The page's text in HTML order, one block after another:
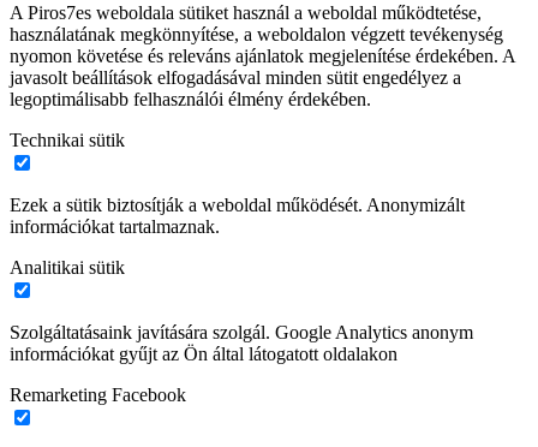
A Piros7es weboldala sütiket használ a weboldal működtetése,
használatának megkönnyítése, a weboldalon végzett tevékenység
nyomon követése és releváns ajánlatok megjelenítése érdekében. A
javasolt beállítások elfogadásával minden sütit engedélyez a
legoptimálisabb felhasználói élmény érdekében.
Technikai sütik
Ezek a sütik biztosítják a weboldal működését. Anonymizált
információkat tartalmaznak.
Analitikai sütik
Szolgáltatásaink javítására szolgál. Google Analytics anonym
információkat gyűjt az Ön által látogatott oldalakon
Remarketing Facebook